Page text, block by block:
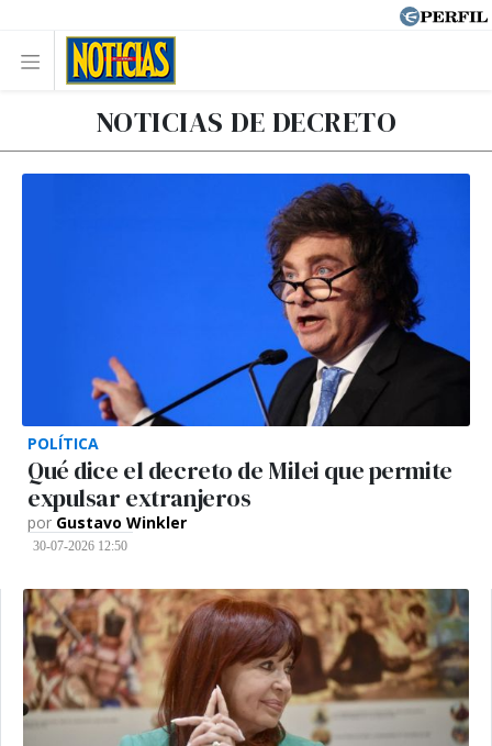
NOTICIAS DE DECRETO
POLÍTICA
Qué dice el decreto de Milei que permite
expulsar extranjeros
por Gustavo Winkler
30-07-2026 12:50